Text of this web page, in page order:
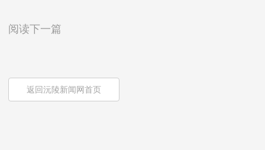
阅读下一篇
返回沅陵新闻网首页